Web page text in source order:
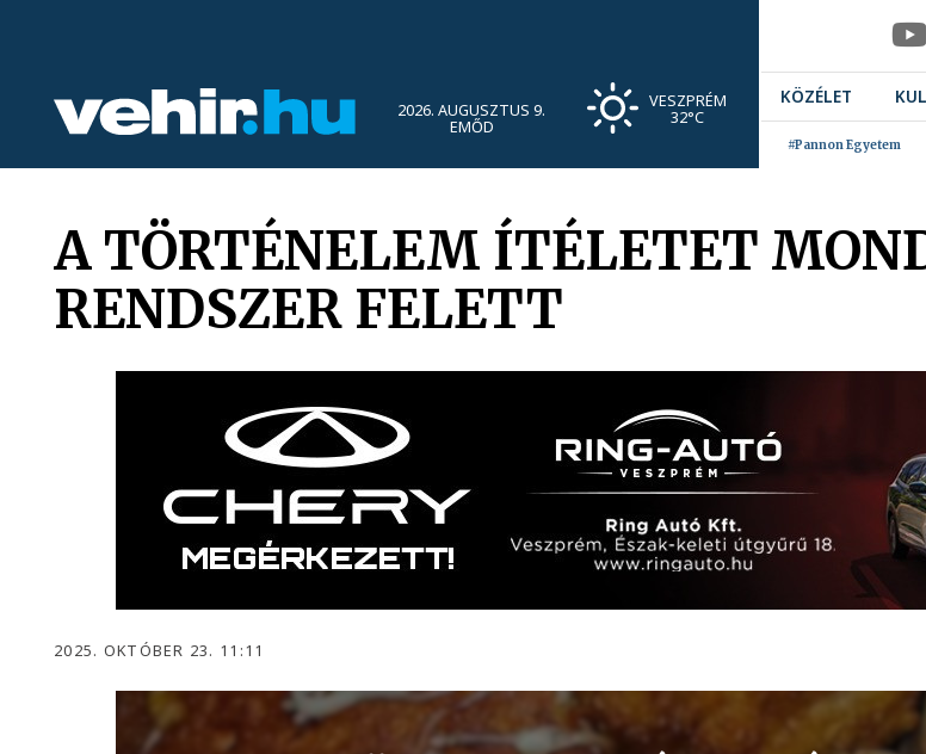
2026. AUGUSZTUS 9.
EMŐD
VESZPRÉM
32°C
KÖZÉLET
#Pannon Egyetem
A TÖRTÉNELEM ÍTÉLETET
RENDSZER FELETT
2025. OKTÓBER 23. 11:11